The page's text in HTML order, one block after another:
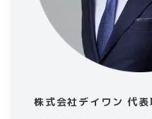
株式会社デイワン 代